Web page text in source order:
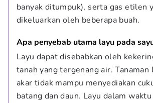
banyak ditumpuk), serta gas etilen
dikeluarkan oleh beberapa buah.
Apa penyebab utama layu pada
Layu dapat disebabkan oleh
tanah yang tergenang air. Tanaman
akar tidak mampu menyediakan
batang dan daun. Layu dalam